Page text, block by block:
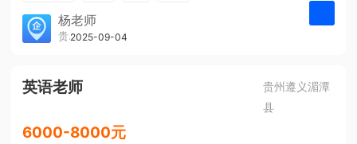
带薪年假
年终奖
免费培训
包住宿
杨老师
贵州大美前程文化发展有限公司
2025-09-04
英语老师
贵州遵义湄潭
县
6000-8000元